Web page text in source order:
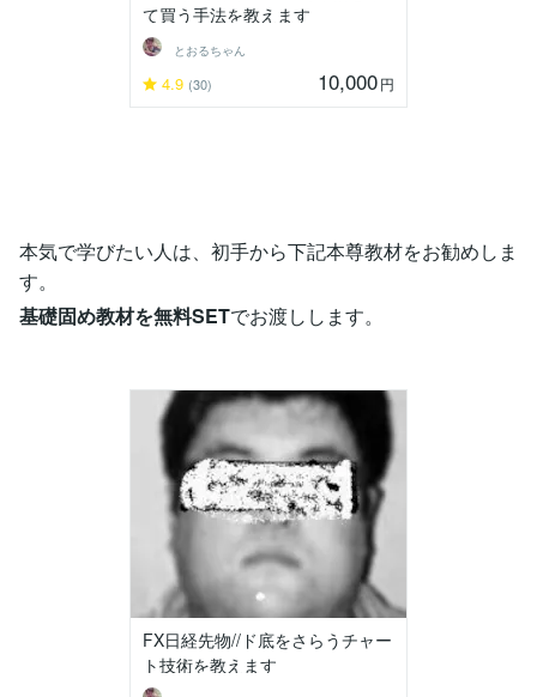
て買う手法を教えます
とおるちゃん
4.9 (30) 10,000円
本気で学びたい人は、初手から下記本尊教材をお勧めしま
す。
基礎固め教材を無料SETでお渡しします。
FX日経先物//ド底をさらうチャー
ト技術を教えます